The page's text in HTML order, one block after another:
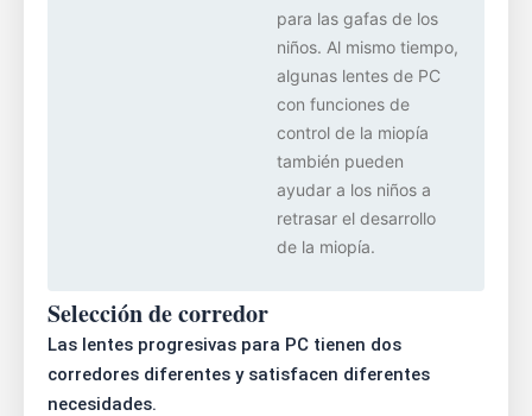
para las gafas de los
niños. Al mismo tiempo,
algunas lentes de PC
con funciones de
control de la miopía
también pueden
ayudar a los niños a
retrasar el desarrollo
de la miopía.
Selección de corredor
Las lentes progresivas para PC tienen dos
corredores diferentes y satisfacen diferentes
necesidades.